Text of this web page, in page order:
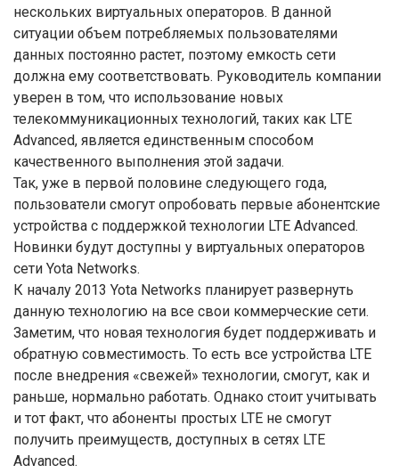
нескольких виртуальных операторов. В данной
ситуации объем потребляемых пользователями
данных постоянно растет, поэтому емкость сети
должна ему соответствовать. Руководитель компании
уверен в том, что использование новых
телекоммуникационных технологий, таких как LTE
Advanced, является единственным способом
качественного выполнения этой задачи.
Так, уже в первой половине следующего года,
пользователи смогут опробовать первые абонентские
устройства с поддержкой технологии LTE Advanced.
Новинки будут доступны у виртуальных операторов
сети Yota Networks.
К началу 2013 Yota Networks планирует развернуть
данную технологию на все свои коммерческие сети.
Заметим, что новая технология будет поддерживать и
обратную совместимость. То есть все устройства LTE
после внедрения «свежей» технологии, смогут, как и
раньше, нормально работать. Однако стоит учитывать
и тот факт, что абоненты простых LTE не смогут
получить преимуществ, доступных в сетях LTE
Advanced.